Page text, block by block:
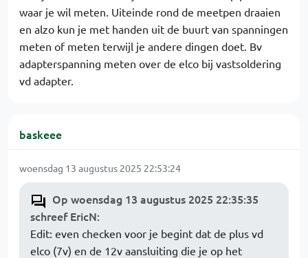
waar je wil meten. Uiteinde rond de meetpen draaien
en alzo kun je met handen uit de buurt van spanningen
meten of meten terwijl je andere dingen doet. Bv
adapterspanning meten over de elco bij vastsoldering
vd adapter.
baskeee
woensdag 13 augustus 2025 22:53:24
Op woensdag 13 augustus 2025 22:35:35
schreef EricN:
Edit: even checken voor je begint dat de plus vd
elco (7v) en de 12v aansluiting die je op het